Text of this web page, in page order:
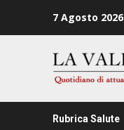
7 Agosto 2026
Rubrica Salute